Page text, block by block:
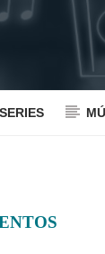
SERIES